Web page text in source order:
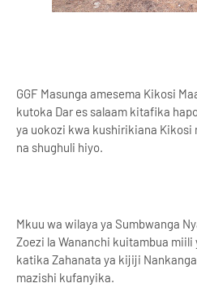
GGF Masunga amesema Kikosi
kutoka Dar es salaam kitafika
ya uokozi kwa kushirikiana Kikosi
na shughuli hiyo.
Mkuu wa wilaya ya Sumbwanga
Zoezi la Wananchi kuitambua
katika Zahanata ya kijiji
mazishi kufanyika.